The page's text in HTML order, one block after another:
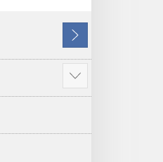
下
一
頁顯
示
多